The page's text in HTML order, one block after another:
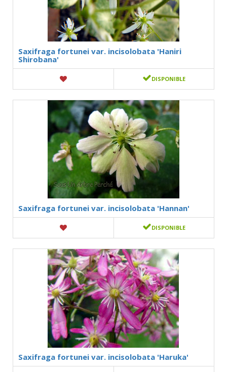
Saxifraga fortunei var. incisolobata 'Haniri
Shirobana'
DISPONIBLE
Saxifraga fortunei var. incisolobata 'Hannan'
DISPONIBLE
Saxifraga fortunei var. incisolobata 'Haruka'